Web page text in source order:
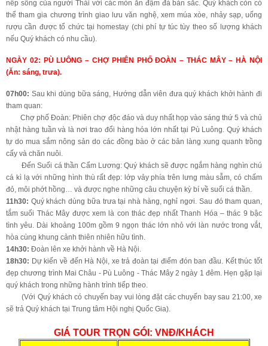
nếp sống của người Thái với các món ăn đậm đà bản sắc. Quý khách còn có
thể tham gia chương trình giao lưu văn nghệ, xem múa xòe, nhảy sạp, uống
rượu cần được tổ chức tại homestay (chi phí tự túc tùy theo số lượng khách
nếu Quý khách có nhu cầu).
NGÀY 02: PÙ LUÔNG – CHỢ PHIÊN PHỐ ĐOÀN – THÁC MÂY – HÀ NỘI
(Ăn: sáng, trưa).
07h00: Sau khi dùng bữa sáng, Hướng dẫn viên đưa quý khách khởi hành đi
tham quan:
Chợ phố Đoàn: Phiên chợ độc đáo và duy nhất họp vào sáng thứ 5 và chủ
nhật hàng tuần và là nơi trao đổi hàng hóa lớn nhất tại Pù Luông. Quý khách
tự do mua sắm nông sản do các đồng bào ở các bản làng xung quanh trồng
cấy và chăn nuôi.
Đến Suối cá thần Cẩm Lương: Quý khách sẽ được ngắm hàng nghìn chú
cá kì lạ với những hình thù rất đẹp: lớp vảy phía trên lưng màu sẫm, có chấm
đỏ, môi phớt hồng… và được nghe những câu chuyện kỳ bí về suối cá thần.
11h30: Quý khách dùng bữa trưa tại nhà hàng, nghỉ ngơi. Sau đó tham quan,
tắm suối Thác Mây được xem là con thác đẹp nhất Thanh Hóa – thác 9 bậc
tình yêu. Dài khoảng 100m gồm 9 ngọn thác lớn nhỏ với làn nước trong vắt,
hòa cùng khung cảnh thiên nhiên hữu tình.
14h30: Đoàn lên xe khởi hành về Hà Nội.
18h30: Dự kiến về đến Hà Nội, xe trả đoàn tại điểm đón ban đầu. Kết thúc tốt
đẹp chương trình Mai Châu - Pù Luông - Thác Mây 2 ngày 1 đêm. Hẹn gặp lại
quý khách trong những hành trình tiếp theo.
(Với Quý khách có chuyến bay vui lòng đặt các chuyến bay sau 21:00, xe
sẽ trả Quý khách tại Trung tâm Hội nghị Quốc Gia).
GIÁ TOUR TRỌN GÓI: VNĐ/KHÁCH